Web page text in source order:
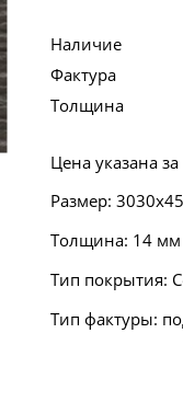
Наличие
Фактура
Толщина
Цена указана
Размер:
Толщина: 14 мм
Тип покрытия:
Тип фактуры: